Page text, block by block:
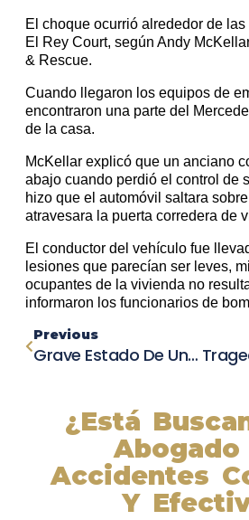
El choque ocurrió alrededor de
El Rey Court, según Andy
& Rescue.
Cuando llegaron los equipos de
encontraron una parte del
de la casa.
McKellar explicó que un anciano
abajo cuando perdió el control de
hizo que el automóvil saltara
atravesara la puerta corredera de
El conductor del vehículo fue
lesiones que parecían ser leves,
ocupantes de la vivienda no
informaron los funcionarios de
Previous
Grave Estado De Un Hombre Tras Accidente Automovilístico En Córdova
¿Está
Abogado
Accidentes
Y